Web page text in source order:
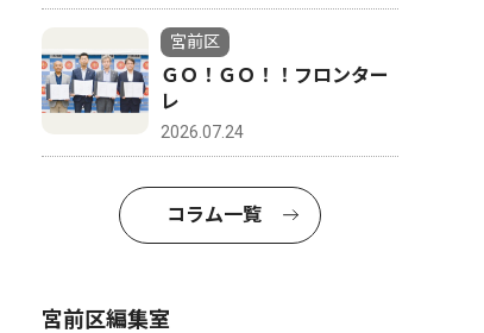
宮前区
ＧＯ！ＧＯ！！フロンター
レ
2026.07.24
コラム一覧
宮前区編集室